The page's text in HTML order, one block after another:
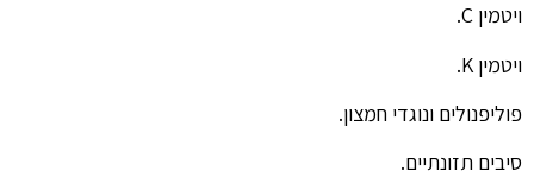
ויטמין C.
ויטמין K.
פוליפנולים ונוגדי חמצון.
סיבים תזונתיים.